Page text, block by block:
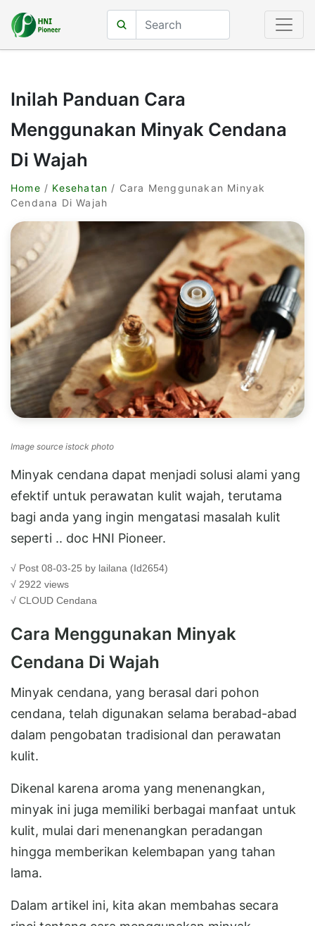
Inilah Panduan Cara
Menggunakan Minyak Cendana
Di Wajah
Home / Kesehatan / Cara Menggunakan Minyak
Cendana Di Wajah
Image source istock photo
Minyak cendana dapat menjadi solusi alami yang
efektif untuk perawatan kulit wajah, terutama
bagi anda yang ingin mengatasi masalah kulit
seperti .. doc HNI Pioneer.
√ Post 08-03-25 by lailana (Id2654)
√ 2922 views
√ CLOUD Cendana
Cara Menggunakan Minyak
Cendana Di Wajah
Minyak cendana, yang berasal dari pohon
cendana, telah digunakan selama berabad-abad
dalam pengobatan tradisional dan perawatan
kulit.
Dikenal karena aroma yang menenangkan,
minyak ini juga memiliki berbagai manfaat untuk
kulit, mulai dari menenangkan peradangan
hingga memberikan kelembapan yang tahan
lama.
Dalam artikel ini, kita akan membahas secara